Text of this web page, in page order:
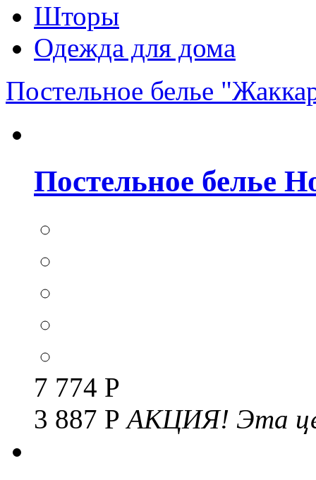
Шторы
Одежда для дома
Постельное белье
Постельное белье
7 774 Р
3 887 РАКЦИЯ! Эта